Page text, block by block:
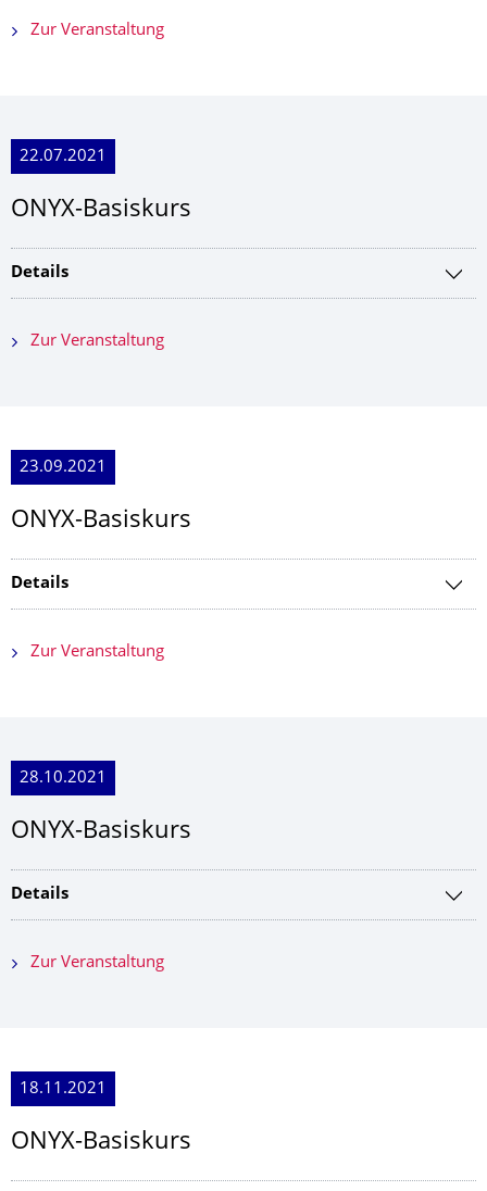
Zur Veranstaltung
22.07.2021
ONYX-Basiskurs
Details
Zur Veranstaltung
23.09.2021
ONYX-Basiskurs
Details
Zur Veranstaltung
28.10.2021
ONYX-Basiskurs
Details
Zur Veranstaltung
18.11.2021
ONYX-Basiskurs